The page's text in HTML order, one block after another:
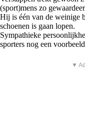
(sport)mens zo
Hij is één van de weinige
schoenen is gaan lopen.
Sympathieke
sporters nog een
▼